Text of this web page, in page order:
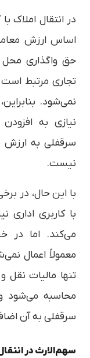
در انتقال املاک
اساس ارزش
حق واگذاری محل
تجاری مرتبط است
نمی‌شود.
نیازی به
سرقفلی به ارزش
نیست.
با این حال، در
با کاربری اداری
می‌کند. اما در
معمولاً اعمال
تنها مالیات نقل
محاسبه می‌شود
سرقفلی به آن
سهم‌الارث در